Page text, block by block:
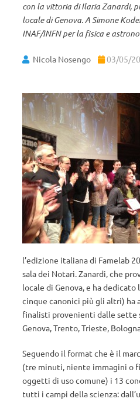
con la vittoria di Ilaria Zanardi,
locale di Genova. A Simone
INAF/INFN per la fisica e
Nicola Nosengo 03/05/
l’edizione italiana di Famelab
sala dei Notari. Zanardi, che
locale di Genova, e ha dedicato
cinque canonici più gli altri) ha
finalisti provenienti dalle sette
Genova, Trento, Trieste,
Seguendo il format che è il
(tre minuti, niente immagini o
oggetti di uso comune) i 13
tutti i campi della scienza: